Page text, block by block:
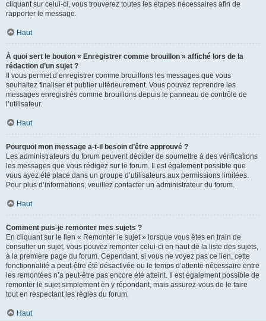
cliquant sur celui-ci, vous trouverez toutes les étapes nécessaires afin de
rapporter le message.
Haut
À quoi sert le bouton « Enregistrer comme brouillon » affiché lors de la
rédaction d’un sujet ?
Il vous permet d’enregistrer comme brouillons les messages que vous
souhaitez finaliser et publier ultérieurement. Vous pouvez reprendre les
messages enregistrés comme brouillons depuis le panneau de contrôle de
l’utilisateur.
Haut
Pourquoi mon message a-t-il besoin d’être approuvé ?
Les administrateurs du forum peuvent décider de soumettre à des vérifications
les messages que vous rédigez sur le forum. Il est également possible que
vous ayez été placé dans un groupe d’utilisateurs aux permissions limitées.
Pour plus d’informations, veuillez contacter un administrateur du forum.
Haut
Comment puis-je remonter mes sujets ?
En cliquant sur le lien « Remonter le sujet » lorsque vous êtes en train de
consulter un sujet, vous pouvez remonter celui-ci en haut de la liste des sujets,
à la première page du forum. Cependant, si vous ne voyez pas ce lien, cette
fonctionnalité a peut-être été désactivée ou le temps d’attente nécessaire entre
les remontées n’a peut-être pas encore été atteint. Il est également possible de
remonter le sujet simplement en y répondant, mais assurez-vous de le faire
tout en respectant les règles du forum.
Haut